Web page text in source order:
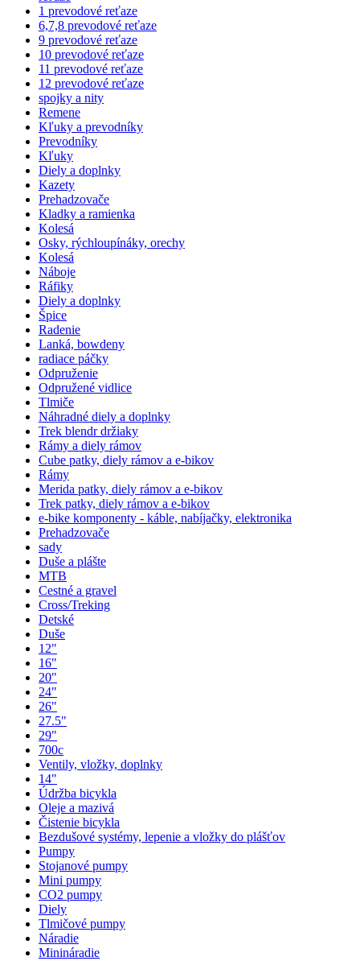
1 prevodové reťaze
6,7,8 prevodové reťaze
9 prevodové reťaze
10 prevodové reťaze
11 prevodové reťaze
12 prevodové reťaze
spojky a nity
Remene
Kľuky a prevodníky
Prevodníky
Kľuky
Diely a doplnky
Kazety
Prehadzovače
Kladky a ramienka
Kolesá
Osky, rýchloupínáky, orechy
Kolesá
Náboje
Ráfiky
Diely a doplnky
Špice
Radenie
Lanká, bowdeny
radiace páčky
Odpruženie
Odpružené vidlice
Tlmiče
Náhradné diely a doplnky
Trek blendr držiaky
Rámy a diely rámov
Cube patky, diely rámov a e-bikov
Rámy
Merida patky, diely rámov a e-bikov
Trek patky, diely rámov a e-bikov
e-bike komponenty - káble, nabíjačky, elektronika
Prehadzovače
sady
Duše a plášte
MTB
Cestné a gravel
Cross/Treking
Detské
Duše
12"
16"
20"
24"
26"
27.5"
29"
700c
Ventily, vložky, doplnky
14"
Údržba bicykla
Oleje a mazivá
Čistenie bicykla
Bezdušové systémy, lepenie a vložky do plášťov
Pumpy
Stojanové pumpy
Mini pumpy
CO2 pumpy
Diely
Tlmičové pumpy
Náradie
Minináradie